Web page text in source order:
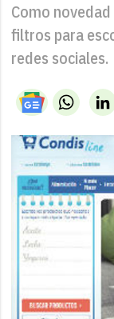
Como
filtros para
redes sociales.